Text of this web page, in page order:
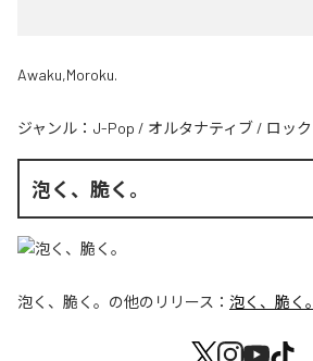
Awaku,Moroku.
ジャンル： J-Pop / オルタナティブ / ロック
泡く、脆く。
泡く、脆く。 の他のリリース： 泡く、脆く。